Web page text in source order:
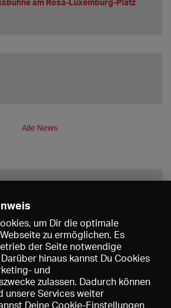
am Rosa-Luxemburg-Platz
Alle News
Speichern
um Dir die optimale
zu ermöglichen. Es
der Seite notwendige
hinaus kannst Du Cookies
und
zulassen. Dadurch können
unsere Services weiter
Deine Cookie-Einstellungen